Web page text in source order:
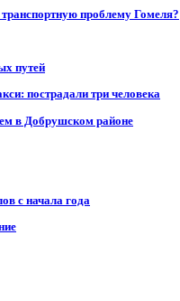
проблему Гомеля?
путей
пострадали три человека
в Добрушском районе
с начала года